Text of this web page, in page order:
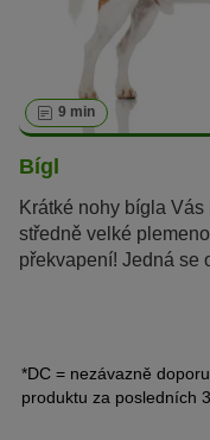
9 min
Bígl
Krátké nohy bígla
středně velké
překvapení! Jedná se
*DC = nezávazně
produktu za posledních